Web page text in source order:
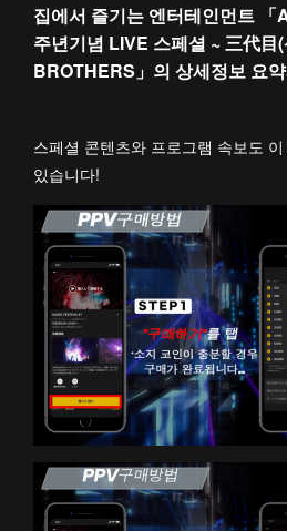
집에서 즐기는 엔터테인먼트
주년기념 LIVE 스페셜 ~ 三代
BROTHERS」의 상세정보 요
스페셜 콘텐츠와 프로그램 속보도
있습니다!